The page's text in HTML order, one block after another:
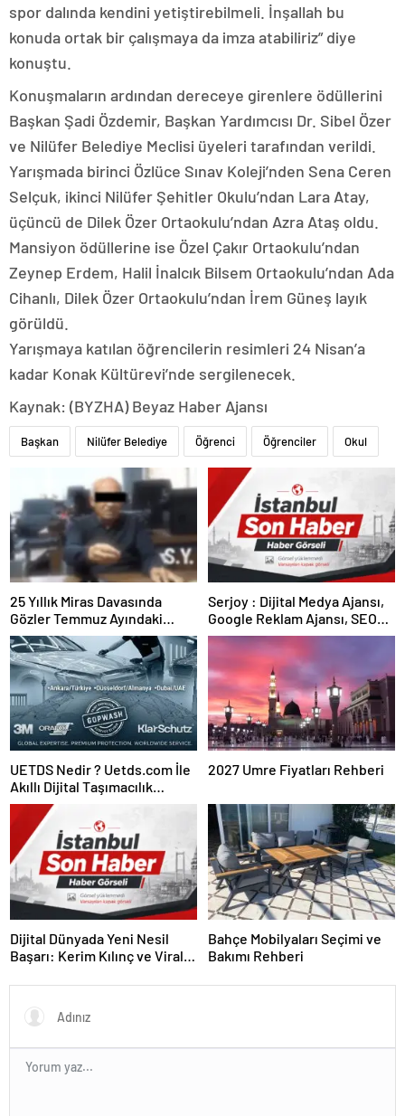
spor dalında kendini yetiştirebilmeli. İnşallah bu
konuda ortak bir çalışmaya da imza atabiliriz” diye
konuştu.
Konuşmaların ardından dereceye girenlere ödüllerini
Başkan Şadi Özdemir, Başkan Yardımcısı Dr. Sibel Özer
ve Nilüfer Belediye Meclisi üyeleri tarafından verildi.
Yarışmada birinci Özlüce Sınav Koleji’nden Sena Ceren
Selçuk, ikinci Nilüfer Şehitler Okulu’ndan Lara Atay,
üçüncü de Dilek Özer Ortaokulu’ndan Azra Ataş oldu.
Mansiyon ödüllerine ise Özel Çakır Ortaokulu’ndan
Zeynep Erdem, Halil İnalcık Bilsem Ortaokulu’ndan Ada
Cihanlı, Dilek Özer Ortaokulu’ndan İrem Güneş layık
görüldü.
Yarışmaya katılan öğrencilerin resimleri 24 Nisan’a
kadar Konak Kültürevi’nde sergilenecek.
Kaynak: (BYZHA) Beyaz Haber Ajansı
Başkan Nilüfer Belediye Öğrenci Öğrenciler Okul
25 Yıllık Miras Davasında
Gözler Temmuz Ayındaki
Karar Duruşmasına Çevrildi
Serjoy : Dijital Medya Ajansı,
Google Reklam Ajansı, SEO
Ajansı ve Web Tasarım Ajansı
UETDS Nedir ? Uetds.com İle
Akıllı Dijital Taşımacılık
Yazılımı
2027 Umre Fiyatları Rehberi
Dijital Dünyada Yeni Nesil
Başarı: Kerim Kılınç ve Viral
Bahçe Mobilyaları Seçimi ve
Bakımı Rehberi